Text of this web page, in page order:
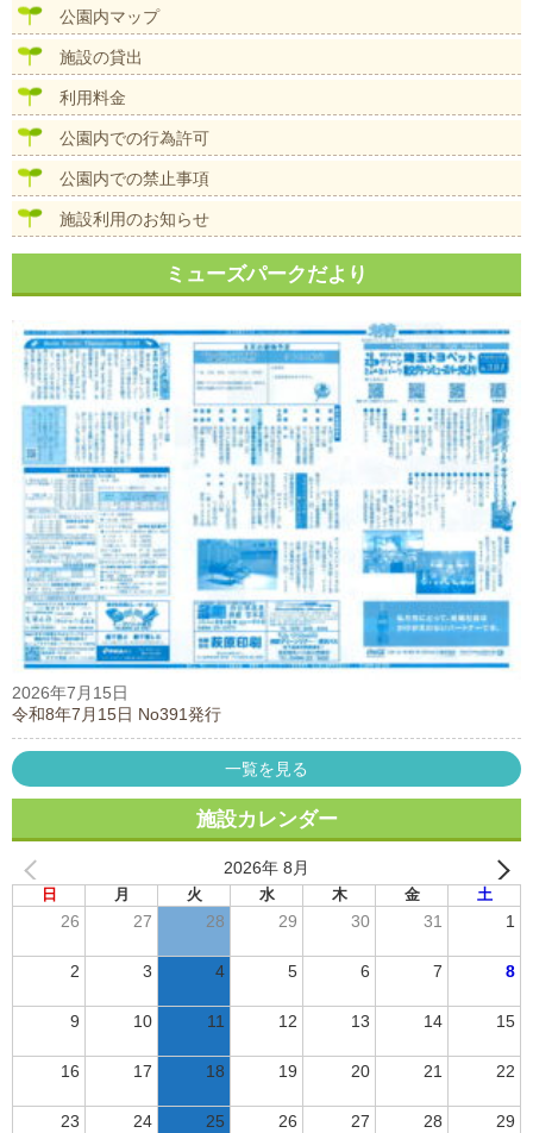
公園内マップ
施設の貸出
利用料金
公園内での行為許可
公園内での禁止事項
施設利用のお知らせ
ミューズパークだより
2026年7月15日
令和8年7月15日 No391発行
一覧を見る
施設カレンダー
2026年 8月
日 月 火 水 木 金 土
26 27 28 29 30 31 1
2 3 4 5 6 7 8
9 10 11 12 13 14 15
16 17 18 19 20 21 22
23 24 25 26 27 28 29